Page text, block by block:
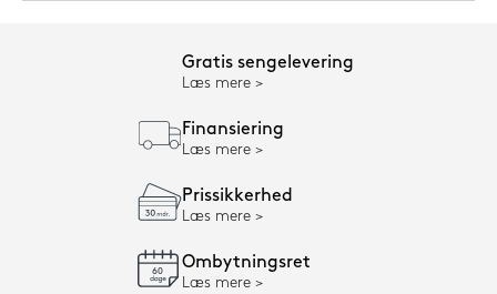
Gratis sengelevering
Læs mere
Finansiering
Læs mere
Prissikkerhed
Læs mere
Ombytningsret
Læs mere